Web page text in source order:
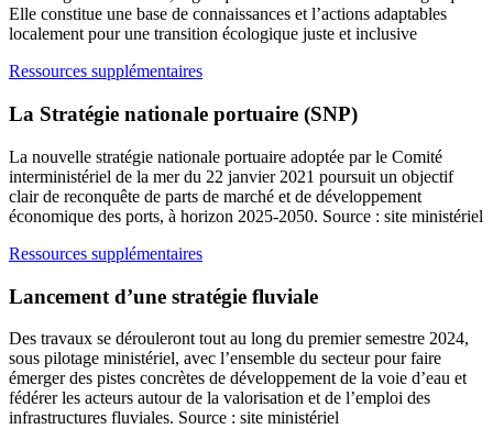
Elle constitue une base de connaissances et l’actions adaptables
localement pour une transition écologique juste et inclusive
Ressources supplémentaires
La Stratégie nationale portuaire (SNP)
La nouvelle stratégie nationale portuaire adoptée par le Comité
interministériel de la mer du 22 janvier 2021 poursuit un objectif
clair de reconquête de parts de marché et de développement
économique des ports, à horizon 2025-2050. Source : site ministériel
Ressources supplémentaires
Lancement d’une stratégie fluviale
Des travaux se dérouleront tout au long du premier semestre 2024,
sous pilotage ministériel, avec l’ensemble du secteur pour faire
émerger des pistes concrètes de développement de la voie d’eau et
fédérer les acteurs autour de la valorisation et de l’emploi des
infrastructures fluviales. Source : site ministériel